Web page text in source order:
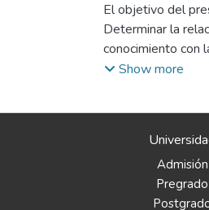
2024-10-10)
Connie
El objetivo del
Determinar la
conocimiento con
enfermero
estudio responde
técnica se usó la
directa; como
cuestionario de
Show more
Admisión
Pregrado